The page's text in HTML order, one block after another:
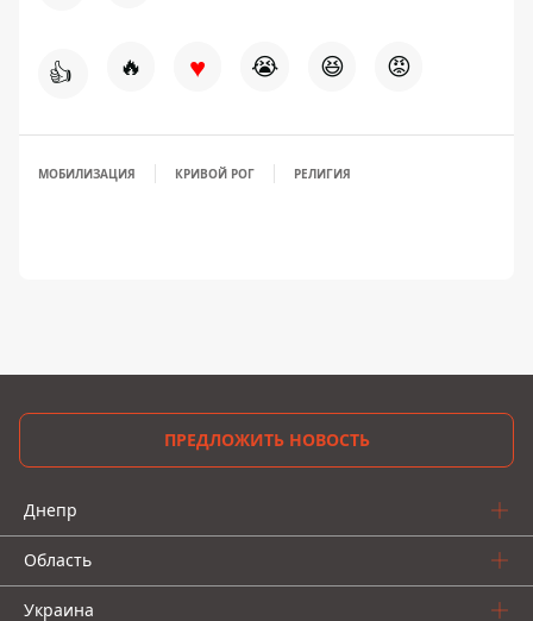
👍 🔥 ♥ 😭 😆 😡
МОБИЛИЗАЦИЯ КРИВОЙ РОГ РЕЛИГИЯ
ПРЕДЛОЖИТЬ НОВОСТЬ
Днепр
Область
Украина